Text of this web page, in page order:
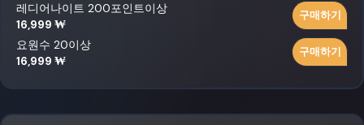
레디어나이트 200포인트이상
16,999 ₩
구매하기
요원수 20이상
16,999 ₩
구매하기